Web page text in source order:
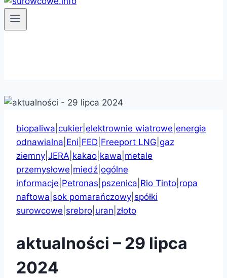
biopaliwa cukier elektrownie wiatrowe energia
odnawialna Eni FED Freeport LNG gaz
ziemny JERA kakao kawa metale
przemysłowe miedź ogólne
informacje Petronas pszenica Rio Tinto ropa
naftowa sok pomarańczowy spółki
surowcowe srebro uran złoto
aktualności – 29 lipca
2024